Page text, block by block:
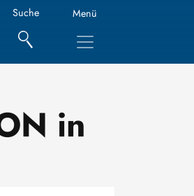
Suche Menü
in